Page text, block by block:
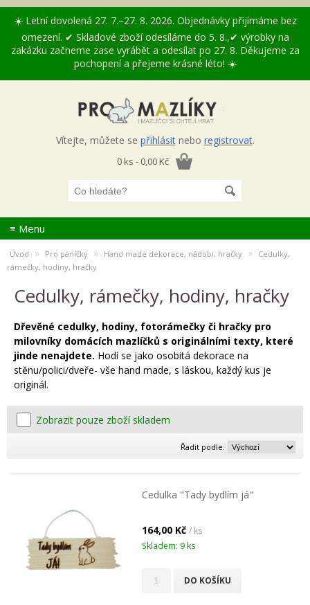
☀️ Letní dovolená 27. 7.–27. 8. 2026. Objednávky přijímáme bez
omezení. ✔ Skladové zboží odesíláme do 5. 8.,✔ výrobky na
zakázku začneme zase vyrábět a odesílat po 27. 8. Děkujeme za
pochopení a přejeme krásné léto! ☀️
Vítejte, můžete se přihlásitnebo registrovat.
0 ks - 0,00 Kč
≡ Menu
Úvod » Pro páníčky » Hand made dekorace, nádobí, hračky »
Cedulky,
rámečky, hodiny, hračky
Cedulky, rámečky, hodiny, hračky
Dřevěné cedulky, hodiny, fotorámečky či hračky pro
milovníky domácích mazlíčků s originálními texty, které
jinde nenajdete. Hodí se jako osobitá dekorace na
stěnu/polici/dveře- vše hand made, s láskou, každý kus je
originál.
Zobrazit pouze zboží skladem
Řadit podle:
Cedulka "Tady bydlím já"
164,00 Kč / ks
Skladem: 9 ks
DO KOŠÍKU